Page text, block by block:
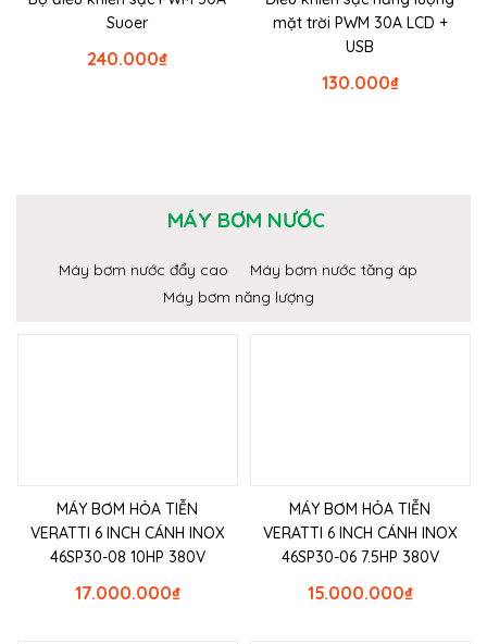
Suoer
₫
240.000
mặt trời PWM 30A LCD +
USB
₫
130.000
MÁY BƠM NƯỚC
Máy bơm nước đẩy cao
Máy bơm nước tăng áp
Máy bơm năng lượng
MÁY BƠM HỎA TIỄN
VERATTI 6 INCH CÁNH INOX
46SP30-08 10HP 380V
₫
17.000.000
MÁY BƠM HỎA TIỄN
VERATTI 6 INCH CÁNH INOX
46SP30-06 7.5HP 380V
₫
15.000.000